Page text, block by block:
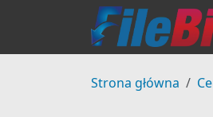
Strona główna